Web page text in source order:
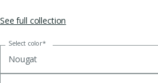
See full collection
Select color*
Nougat